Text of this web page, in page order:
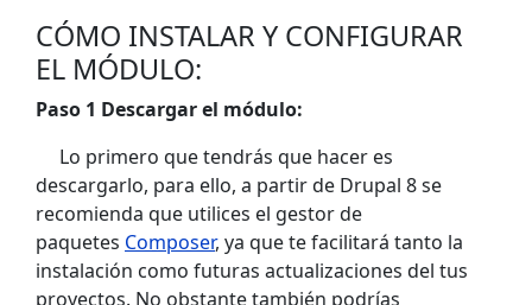
CÓMO INSTALAR Y CONFIGURAR
EL MÓDULO:
Paso 1 Descargar el módulo:
Lo primero que tendrás que hacer es
descargarlo, para ello, a partir de Drupal 8 se
recomienda que utilices el gestor de
paquetes Composer, ya que te facilitará tanto la
instalación como futuras actualizaciones del tus
proyectos. No obstante también podrías